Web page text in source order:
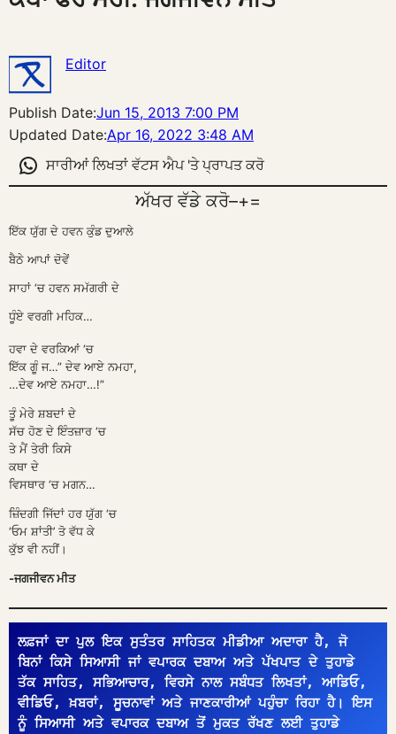
Editor
Publish Date:Jun 15, 2013 7:00 PM
Updated Date:Apr 16, 2022 3:48 AM
ਸਾਰੀਆਂ ਲਿਖਤਾਂ ਵੱਟਸ ਐਪ 'ਤੇ ਪ੍ਰਾਪਤ ਕਰੋ
ਅੱਖਰ ਵੱਡੇ ਕਰੋ–+=
ਇੱਕ ਯੁਗ ਦੇ ਹਵਨ ਕੁਡ ਦੁਆਲੇ
ਬੈਠੇ ਆਪਾਂ ਦੋਵੇ
ਸਾਹਾਂ ‘ਚ ਹਵਨ ਸਮੱਗਰੀ ਦੇ
ਧੂਏ ਵਰਗੀ ਮਹਿਕ…
ਹਵਾ ਦੇ ਵਰਕਿਆਂ ‘ਚ
ਇੱਕ ਗੂੰ ਜ…” ਦੇਵ ਆਏ ਨਮਹਾ,
…ਦੇਵ ਆਏ ਨਮਹਾ…!”
ਤੂੰਮੇਰੇ ਸ਼ਬਦਾਂ ਦੇ
ਸੱਚ ਹੋਣ ਦੇ ਇੰਤਜ਼ਾਰ ‘ਚ
ਤੇ ਮੈ ਤੇਰੀ ਕਿਸੇ
ਕਥਾ ਦੇ
ਵਿਸਥਾਰ ‘ਚ ਮਗਨ…
ਜ਼ਿੰਦਗੀ ਜਿੱਦਾਂ ਹਰ ਯੁਗ ‘ਚ
‘ਓਮ ਸ਼ਾਂਤੀ’ ਤੋ ਵੱਧ ਕੇ
ਕੁਝ ਵੀ ਨਹੀਂ।
-ਜਗਜੀਵਨ ਮੀਤ
ਲਫ਼ਜਾਂ ਦਾ ਪੁਲ ਇਕ ਸੁਤੰਤਰ ਸਾਹਿਤਕ ਮੀਡੀਆ ਅਦਾਰਾ ਹੈ, ਜੋ
ਬਿਨਾਂ ਕਿਸੇ ਸਿਆਸੀ ਜਾਂ ਵਪਾਰਕ ਦਬਾਅ ਅਤੇ ਪੱਖਪਾਤ ਦੇ ਤੁਹਾਡੇ
ਤੱਕ ਸਾਹਿਤ, ਸਭਿਆਚਾਰ, ਵਿਰਸੇ ਨਾਲ ਸਬੰਧਤ ਲਿਖਤਾਂ, ਆਡਿਓ,
ਵੀਡਿਓ, ਖ਼ਬਰਾਂ, ਸੂਚਨਾਵਾਂ ਅਤੇ ਜਾਣਕਾਰੀਆਂ ਪਹੁੰਚਾ ਰਿਹਾ ਹੈ। ਇਸ
ਨੂੰ ਸਿਆਸੀ ਅਤੇ ਵਪਾਰਕ ਦਬਾਅ ਤੋਂ ਮੁਕਤ ਰੱਖਣ ਲਈ ਤੁਹਾਡੇ